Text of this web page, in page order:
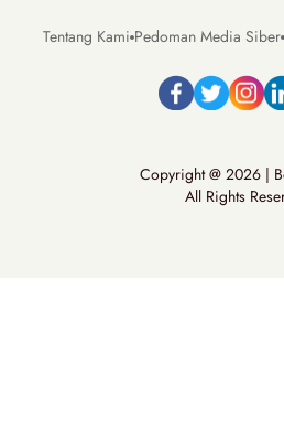
Tentang Kami Pedoman Media Siber
Copyright @ 2026 |
All Rights